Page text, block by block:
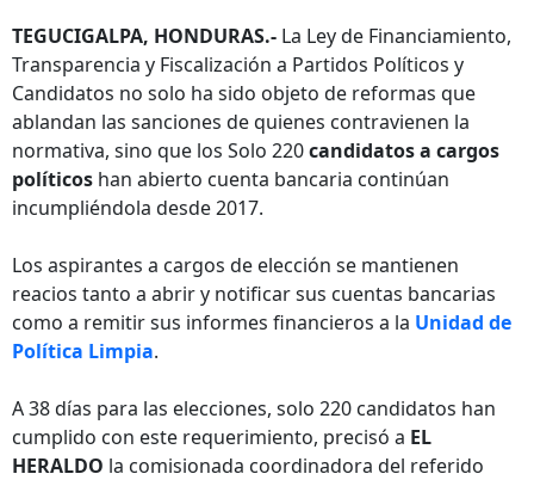
TEGUCIGALPA, HONDURAS.- La Ley de Financiamiento,
Transparencia y Fiscalización a Partidos Políticos y
Candidatos no solo ha sido objeto de reformas que
ablandan las sanciones de quienes contravienen la
normativa, sino que los Solo 220candidatos a cargos
políticos han abierto cuenta bancaria continúan
incumpliéndola desde 2017.
Los aspirantes a cargos de elección se mantienen
reacios tanto a abrir y notificar sus cuentas bancarias
como a remitir sus informes financieros a la Unidad de
Política Limpia.
A 38 días para las elecciones, solo 220 candidatos han
cumplido con este requerimiento, precisó a EL
HERALDO la comisionada coordinadora del referido